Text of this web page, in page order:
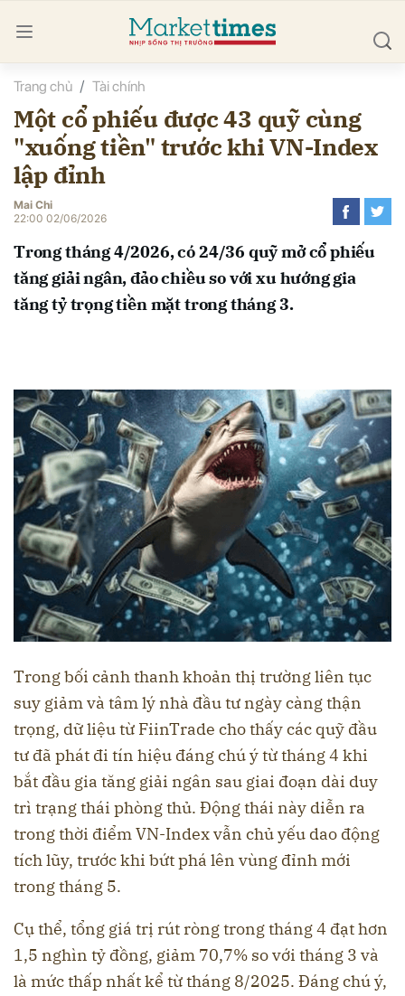
Trang chủ Tài chính
Một cổ phiếu được 43 quỹ cùng
"xuống tiền" trước khi VN-Index
lập đỉnh
Mai Chi
22:00 02/06/2026
Trong tháng 4/2026, có 24/36 quỹ mở cổ phiếu
tăng giải ngân, đảo chiều so với xu hướng gia
tăng tỷ trọng tiền mặt trong tháng 3.
Trong bối cảnh thanh khoản thị trường liên tục
suy giảm và tâm lý nhà đầu tư ngày càng thận
trọng, dữ liệu từ FiinTrade cho thấy các quỹ đầu
tư đã phát đi tín hiệu đáng chú ý từ tháng 4 khi
bắt đầu gia tăng giải ngân sau giai đoạn dài duy
trì trạng thái phòng thủ. Động thái này diễn ra
trong thời điểm VN-Index vẫn chủ yếu dao động
tích lũy, trước khi bứt phá lên vùng đỉnh mới
trong tháng 5.
Cụ thể, tổng giá trị rút ròng trong tháng 4 đạt hơn
1,5 nghìn tỷ đồng, giảm 70,7% so với tháng 3 và
là mức thấp nhất kể từ tháng 8/2025. Đáng chú ý,
luận